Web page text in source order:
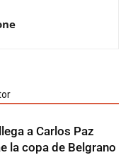
a Carlos Paz
la copa de Belgrano